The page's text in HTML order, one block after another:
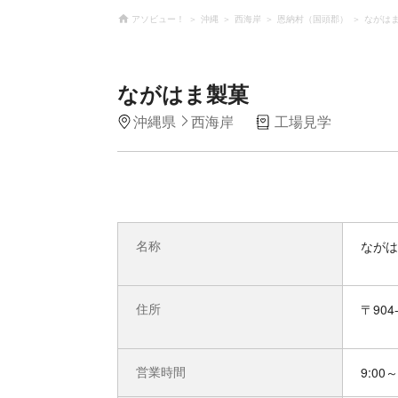
アソビュー！ 沖縄 西海岸 恩納村（国頭郡） ながは
ながはま製菓
沖縄県 西海岸 工場見学
名称 なが
住所 〒
営業時間 9:00